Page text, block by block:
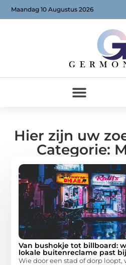
Maandag 10 Augustus 2026
Hier zijn uw
Categorie:
Van bushokje tot billboard:
lokale buitenreclame past
Wie door een stad of dorp